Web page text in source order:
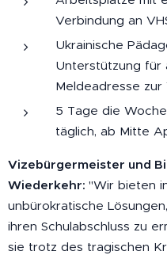
Verbindung an
Ukrainische
Unterstützung für
Meldeadresse zur
5 Tage die
täglich, ab Mitte
Vizebürgermeister und
Wiederkehr: "Wir bieten
unbürokratische
ihren Schulabschluss zu
sie trotz des tragischen